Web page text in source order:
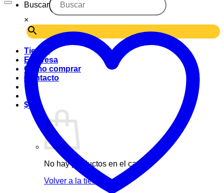
Buscar
×
Tienda
Empresa
Cómo comprar
Contacto
$0
No hay productos en el carrito.
Volver a la tienda